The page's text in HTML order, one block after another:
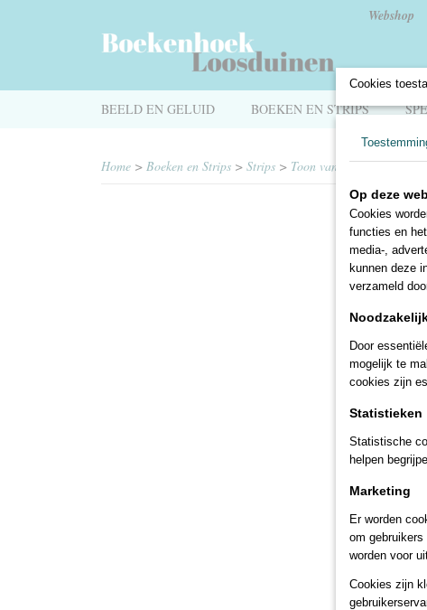
Webshop
BEELD EN GELUID BOEKEN EN STRIPS
Home > Boeken en Strips > Strips > Toon van Driel>De
Cookies
Op deze
Cookies
functies en
media-,
kunnen deze
verzameld
Door
mogelijk te
cookies zijn
Statistieken
Statistische
helpen
Marketing
Er worden
om
worden voor
Cookies zijn